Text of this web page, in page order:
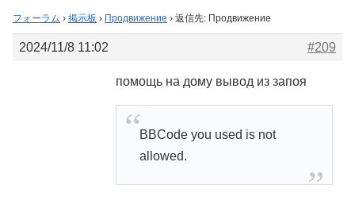
フォーラム › 掲示板 › Продвижение › 返信先: Продвижение
2024/11/8 11:02 #209
помощь на дому вывод из запоя
BBCode you used is not
allowed.